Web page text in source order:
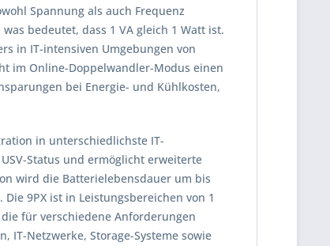
Spannung als auch Frequenz
bedeutet, dass 1 VA gleich 1 Watt ist.
in IT-intensiven Umgebungen von
im Online-Doppelwandler-Modus einen
bei Energie- und Kühlkosten,
in unterschiedlichste IT-
Status und ermöglicht erweiterte
wird die Batterielebensdauer um bis
9PX ist in Leistungsbereichen von 1
für verschiedene Anforderungen
IT-Netzwerke, Storage-Systeme sowie